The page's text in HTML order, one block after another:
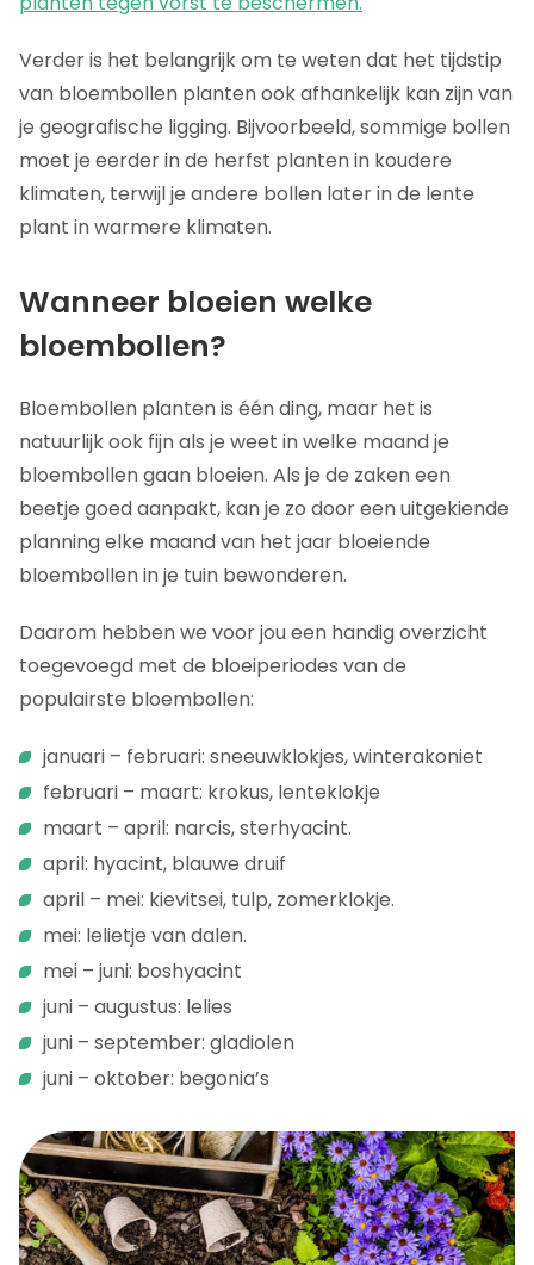
Verder is het belangrijk om te weten dat het tijdstip
van bloembollen planten ook afhankelijk kan zijn van
je geografische ligging. Bijvoorbeeld, sommige bollen
moet je eerder in de herfst planten in koudere
klimaten, terwijl je andere bollen later in de lente
plant in warmere klimaten.
Wanneer bloeien welke
bloembollen?
Bloembollen planten is één ding, maar het is
natuurlijk ook fijn als je weet in welke maand je
bloembollen gaan bloeien. Als je de zaken een
beetje goed aanpakt, kan je zo door een uitgekiende
planning elke maand van het jaar bloeiende
bloembollen in je tuin bewonderen.
Daarom hebben we voor jou een handig overzicht
toegevoegd met de bloeiperiodes van de
populairste bloembollen:
januari – februari: sneeuwklokjes, winterakoniet
februari – maart: krokus, lenteklokje
maart – april: narcis, sterhyacint.
april: hyacint, blauwe druif
april – mei: kievitsei, tulp, zomerklokje.
mei: lelietje van dalen.
mei – juni: boshyacint
juni – augustus: lelies
juni – september: gladiolen
juni – oktober: begonia’s